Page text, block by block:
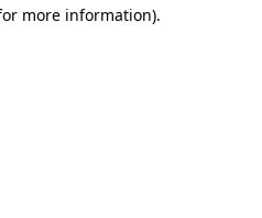
more information).